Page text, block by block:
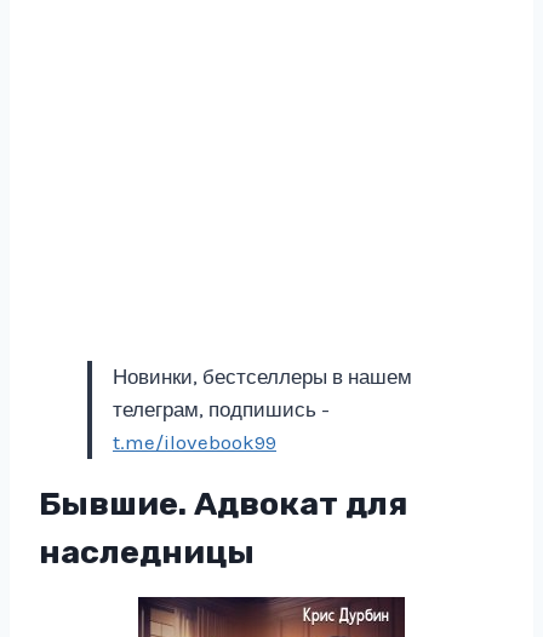
Новинки, бестселлеры в нашем
телеграм, подпишись -
t.me/ilovebook99
Бывшие. Адвокат для
наследницы